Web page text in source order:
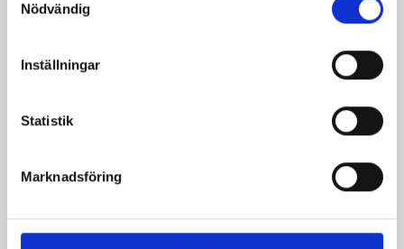
Nödvändig
Inställningar
Statistik
Marknadsföring
Bäst i test: Norrmejeriers laktosfria
Vi kan stolt konstatera att vår laktosfria Mellanmjölk
är bäst i smaktest när norrlänningarna sagt sitt. Fler än
produkt vann testet.